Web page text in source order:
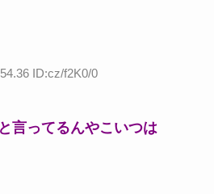
ID:cz/f2K0/0
言ってるんやこいつは